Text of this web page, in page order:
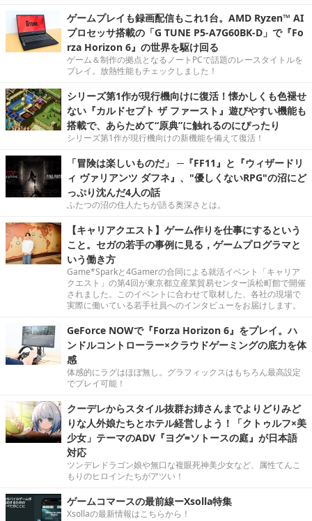
ゲームプレイも録画配信もこれ1台。AMD Ryzen™ AI
プロセッサ搭載の「G TUNE P5-A7G60BK-D」で『Fo
rza Horizon 6』の世界を駆け回る
ゲーム＆制作の拠点となるノートPCで話題のレースタイトルを
プレイ。放熱性能もチェックしました！
シリーズ第1作が現行機向けに復活！懐かしくも色褪せ
ない『カルドセプト ザ ファースト』遊びやすい機能も
搭載で、あらためて“原典”に触れるのにぴったり
シリーズ第1作が現行機向けの新機能を備えて復活！
「冒険は楽しいものだ」 ─『FF11』と『ウィザードリ
ィ ヴァリアンツ ダフネ』、"優しくないRPG"の沼にど
っぷり沈んだ4人の話
ふたつの沼の住人たちが語る奥深さとは。
【キャリアクエスト】ゲーム作りを仕事にするという
こと。セガの若手の事例に見る，ゲームプログラマと
いう働き方
Game*Sparkと4Gamerの合同による就活イベント「キャリア
クエスト」の第4回が東京都立産業貿易センター浜松町館で開催
されました。このイベントに合わせて取材した、各社の現場で
実際に働いている若手社員へのインタビューをお届けします。
GeForce NOWで『Forza Horizon 6』をプレイ。ハ
ンドルコントローラー×クラウドゲーミングの底力を体
感
体感的にラグはほぼ無し。グラフィックスはもちろん最高設定
でプレイ可能！
クーデレからスタイル抜群お姉さんまでよりどりみど
りな人外娘たちとホテル経営しよう！「クトゥルフ×美
少女」テーマのADV『ヨグ=ソトースの庭』が日本語
対応
ツンデレドラゴン娘や無口な複眼死神美少女など、属性てんこ
もりのヒロインたちがアツい！
ゲームコマースの最前線ーXsolla特集
Xsollaの最新情報はこちらから！